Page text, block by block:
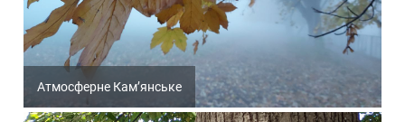
Атмосферне Кам’янське